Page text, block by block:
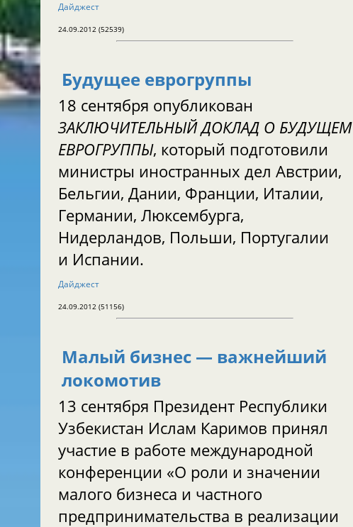
Дайджест
24.09.2012 (52539)
Будущее еврогруппы
18 сентября опубликован
ЗАКЛЮЧИТЕЛЬНЫЙ ДОКЛАД О БУДУЩЕМ
ЕВРОГРУППЫ, который подготовили
министры иностранных дел Австрии,
Бельгии, Дании, Франции, Италии,
Германии, Люксембурга,
Нидерландов, Польши, Португалии
и Испании.
Дайджест
24.09.2012 (51156)
Малый бизнес — важнейший
локомотив
13 сентября Президент Республики
Узбекистан Ислам Каримов принял
участие в работе международной
конференции «О роли и значении
малого бизнеса и частного
предпринимательства в реализации